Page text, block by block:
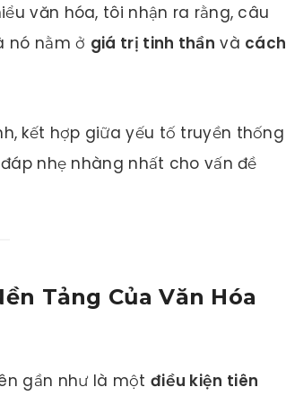
văn hóa, tôi nhận ra rằng, câu
nó nằm ở giá trị tinh thần và cách
kết hợp giữa yếu tố truyền thống
nhẹ nhàng nhất cho vấn đề
Tảng Của Văn Hóa
gần như là một điều kiện tiên